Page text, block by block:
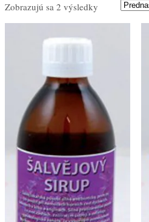
Zobrazujú sa 2 výsledky